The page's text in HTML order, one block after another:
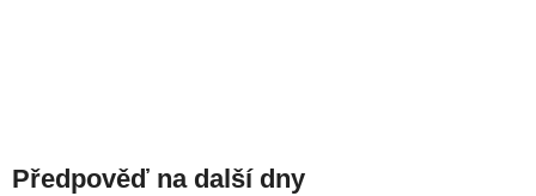
Předpověď na další dny